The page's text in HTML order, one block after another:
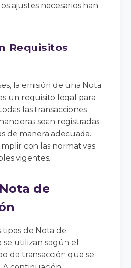
ajustes necesarios han
Requisitos
la emisión de una Nota
un requisito legal para
las transacciones
sean registradas
de manera adecuada.
con las normativas
vigentes.
de
tipos de Nota de
utilizan según el
de transacción que se